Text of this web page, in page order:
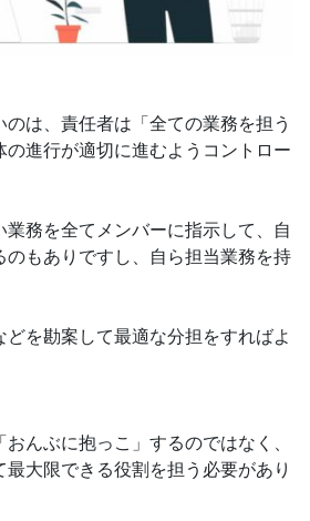
は、責任者は「全ての業務を担う
の進行が適切に進むようコントロー
業務を全てメンバーに指示して、自
のもありですし、自ら担当業務を持
を勘案して最適な分担をすればよ
んぶに抱っこ」するのではなく、
大限できる役割を担う必要があり